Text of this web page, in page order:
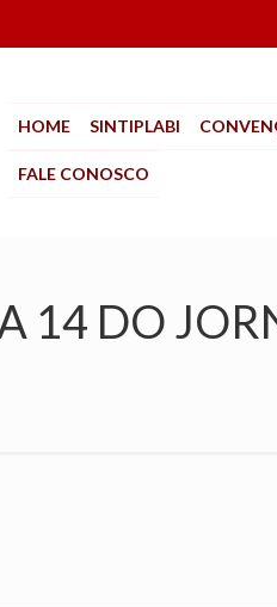
HOME SINTIPLABI
FALE CONOSCO
14 DO